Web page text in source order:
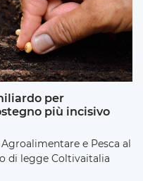
per
più incisivo
e Pesca al
di legge Coltivaitalia